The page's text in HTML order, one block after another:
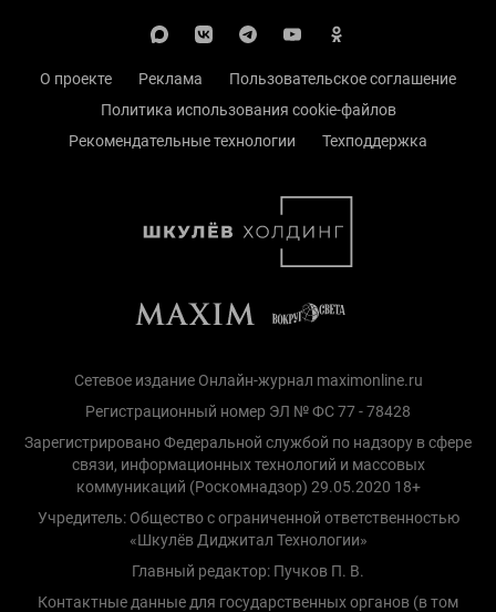
О проекте Реклама
Пользовательское соглашение
Политика использования cookie-файлов
Рекомендательные технологии
Техподдержка
Сетевое издание Онлайн-журнал maximonline.ru
Регистрационный номер ЭЛ № ФС 77 - 78428
Зарегистрировано Федеральной службой по надзору в сфере
связи, информационных технологий и массовых
коммуникаций (Роскомнадзор) 29.05.2020 18+
Учредитель: Общество с ограниченной ответственностью
«Шкулёв Диджитал Технологии»
Главный редактор: Пучков П. В.
Контактные данные для государственных органов (в том